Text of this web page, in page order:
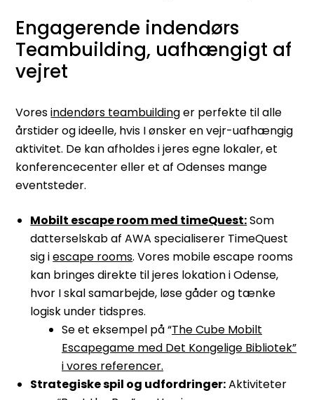
Engagerende indendørs
Teambuilding, uafhængigt af
vejret
Voresindendørs teambuildinger perfekte til alle
årstider og ideelle, hvis I ønsker en vejr-uafhængig
aktivitet. De kan afholdes i jeres egne lokaler, et
konferencecenter eller et af Odenses mange
eventsteder.
Mobilt escape room med timeQuest:Som
datterselskab af AWA specialiserer TimeQuest
sig iescape rooms. Vores mobile escape rooms
kan bringes direkte til jeres lokation i Odense,
hvor I skal samarbejde, løse gåder og tænke
logisk under tidspres.
Se et eksempel på “The Cube Mobilt
Escapegame med Det Kongelige Bibliotek”
i vores referencer.
Strategiske spil og udfordringer:Aktiviteter